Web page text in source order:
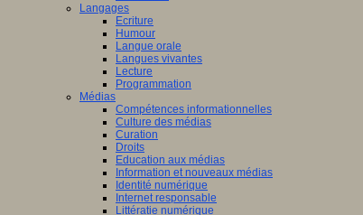
Langages
Ecriture
Humour
Langue orale
Langues vivantes
Lecture
Programmation
Médias
Compétences informationnelles
Culture des médias
Curation
Droits
Education aux médias
Information et nouveaux médias
Identité numérique
Internet responsable
Littératie numérique